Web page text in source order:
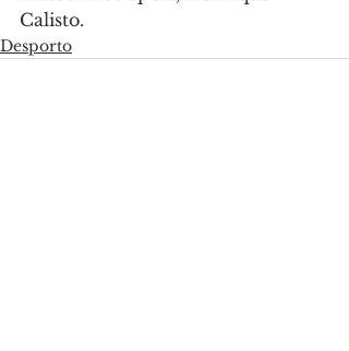
Calisto.
Desporto